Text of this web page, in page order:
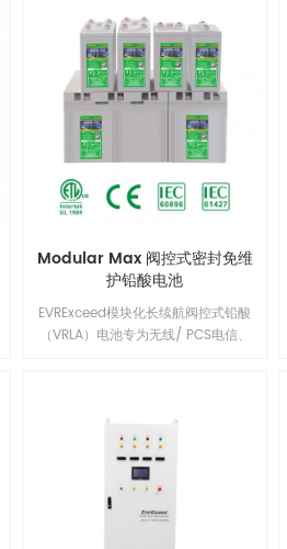
Modular Max 阀控式密封免维
护铅酸电池
EVRExceed模块化长续航阀控式铅酸
（VRLA）电池专为无线/ PCS电信、
AGM吸收电解液技术结合厚正极板和
焊接/环氧双端子密封确保可靠性能、
安全性、卓越的电池寿命和价值。1